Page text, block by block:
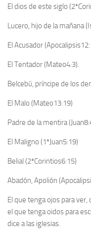
El dios de este siglo
Lucero, hijo de la mañana
El Acusador
El Tentador (Mateo4:3).
Belcebú, príncipe de los
El Malo (Mateo13:19)
Padre de la mentira
El Maligno (1ªJuan5:19)
Belial (2ªCorintios6:15)
Abadón, Apolión
El que tenga ojos para
el que tenga oidos para
dice a las iglesias.